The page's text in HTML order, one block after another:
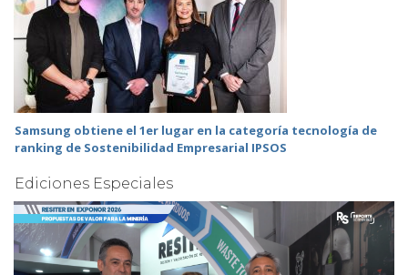
Samsung obtiene el 1er lugar en la categoría tecnología de
ranking de Sostenibilidad Empresarial IPSOS
Ediciones Especiales